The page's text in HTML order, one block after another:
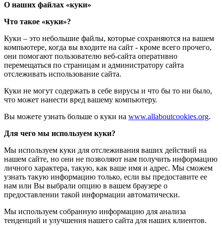
О наших файлах «куки»
Что такое «куки»?
Куки – это небольшие файлы, которые сохраняются на вашем
компьютере, когда вы входите на сайт - кроме всего прочего,
они помогают пользователю веб-сайта оперативно
перемещаться по страницам и администратору сайта
отслеживать использование сайта.
Куки не могут содержать в себе вирусы и что бы то ни было,
что может нанести вред вашему компьютеру.
Вы можете узнать больше о куки на www.allaboutcookies.org.
Для чего мы используем куки?
Мы используем куки для отслеживания ваших действий на
нашем сайте, но они не позволяют нам получить информацию
личного характера, такую, как ваше имя и адрес. Мы сможем
узнать такую информацию только, если вы предоставите ее
нам или Вы выбрали опцию в вашем браузере о
предоставлении такой информации автоматически.
Мы используем собранную информацию для анализа
тенденций и улучшения нашего сайта для наших клиентов.